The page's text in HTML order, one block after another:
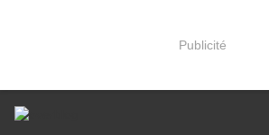
Publicité